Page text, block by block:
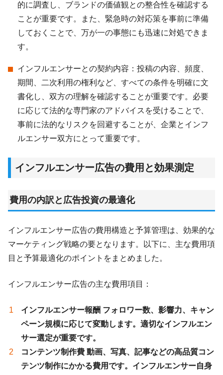
的に調査し、ブランドの価値観との整合性を確認する
ことが重要です。また、緊急時の対応策を事前に準備
しておくことで、万が一の事態にも迅速に対処できま
す。
インフルエンサーとの契約内容：投稿の内容、頻度、
期間、二次利用の権利など、すべての条件を明確に文
書化し、双方の理解を確認することが重要です。必要
に応じて法的な専門家のアドバイスを受けることで、
事前に法的なリスクを回避することが、企業とインフ
ルエンサー双方にとって重要です。
インフルエンサー広告の費用と効果測定
費用の内訳と広告投資の最適化
インフルエンサー広告の費用構造と予算管理は、効果的な
マーケティング戦略の要となります。以下に、主な費用項
目と予算最適化のポイントをまとめました。
インフルエンサー広告の主な費用項目：
インフルエンサー報酬 フォロワー数、影響力、キャン
ペーン規模に応じて変動します。適切なインフルエン
サー選定が重要です。
コンテンツ制作費 動画、写真、記事などの高品質コン
テンツ制作にかかる費用です。インフルエンサー自身